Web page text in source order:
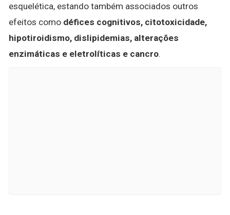
esquelética, estando também associados outros
efeitos como défices cognitivos, citotoxicidade,
hipotiroidismo, dislipidemias, alterações
enzimáticas e eletrolíticas e cancro.